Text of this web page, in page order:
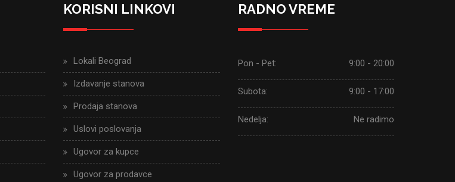
KORISNI LINKOVI
Lokali Beograd
Izdavanje stanova
Prodaja stanova
Uslovi poslovanja
Ugovor za kupce
Ugovor za prodavce
RADNO VREME
Pon - Pet: 9:00 - 20:00
Subota: 9:00 - 17:00
Nedelja: Ne radimo